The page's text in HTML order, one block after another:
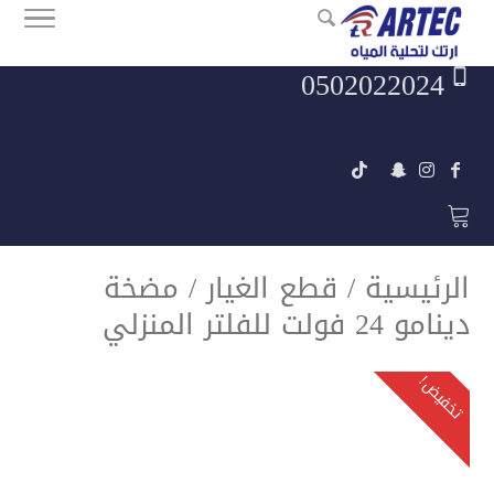
0502022024
الرئيسية / قطع الغيار/ مضخة
دينامو 24 فولت للفلتر المنزلي
تخفيض!